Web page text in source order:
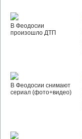
В Феодосии
произошло ДТП
В Феодосии снимают
сериал (фото+видео)